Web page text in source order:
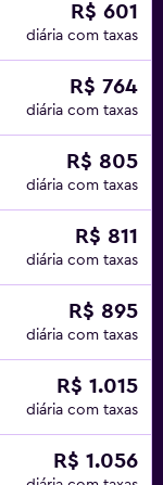
R$ 601
diária com taxas
R$ 764
diária com taxas
R$ 805
diária com taxas
R$ 811
diária com taxas
R$ 895
diária com taxas
R$ 1.015
diária com taxas
R$ 1.056